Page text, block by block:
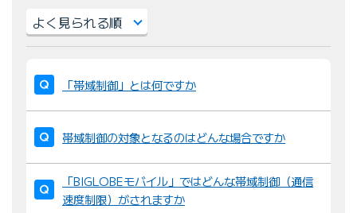
び
替
え
：
「帯域制御」とは何ですか
帯域制御の対象となるのはどんな場合ですか
「BIGLOBEモバイル」ではどんな帯域制御（通信
速度制限）がされますか